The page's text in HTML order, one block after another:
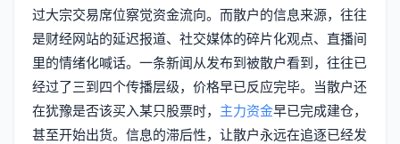
过大宗交易席位察觉资金流向。而散户的信息来源，往往
是财经网站的延迟报道、社交媒体的碎片化观点、直播间
里的情绪化喊话。一条新闻从发布到被散户看到，往往已
经过了三到四个传播层级，价格早已反应完毕。当散户还
在犹豫是否该买入某只股票时， 主力资金早已完成建仓，
甚至开始出货。信息的滞后性，让散户永远在追逐已经发